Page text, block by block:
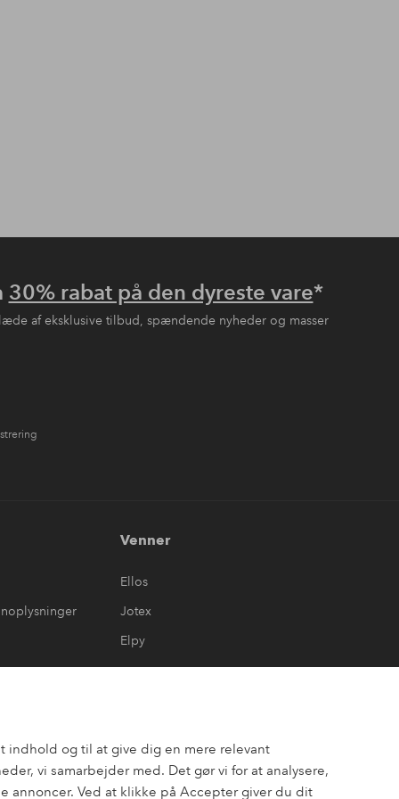
indhold og til at give dig en mere relevant
vi samarbejder med. Det gør vi for at analysere,
annoncer. Ved at klikke på Accepter giver du dit
30% rabat på den dyreste vare*
af eksklusive tilbud, spændende nyheder og masser
Venner
Ellos
Jotex
Elpy